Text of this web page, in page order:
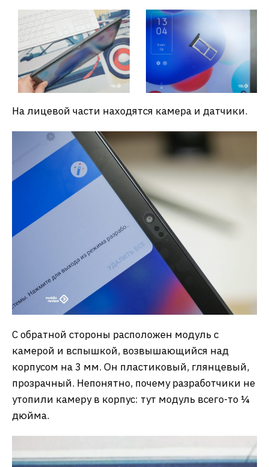
На лицевой части находятся камера и датчики.
С обратной стороны расположен модуль с
камерой и вспышкой, возвышающийся над
корпусом на 3 мм. Он пластиковый, глянцевый,
прозрачный. Непонятно, почему разработчики не
утопили камеру в корпус: тут модуль всего-то ¼
дюйма.